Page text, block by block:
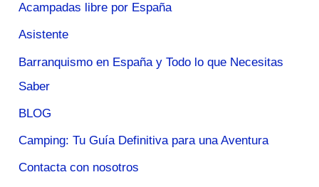
Acampadas libre por España
Asistente
Barranquismo en España y Todo lo que Necesitas
Saber
BLOG
Camping: Tu Guía Definitiva para una Aventura
Contacta con nosotros